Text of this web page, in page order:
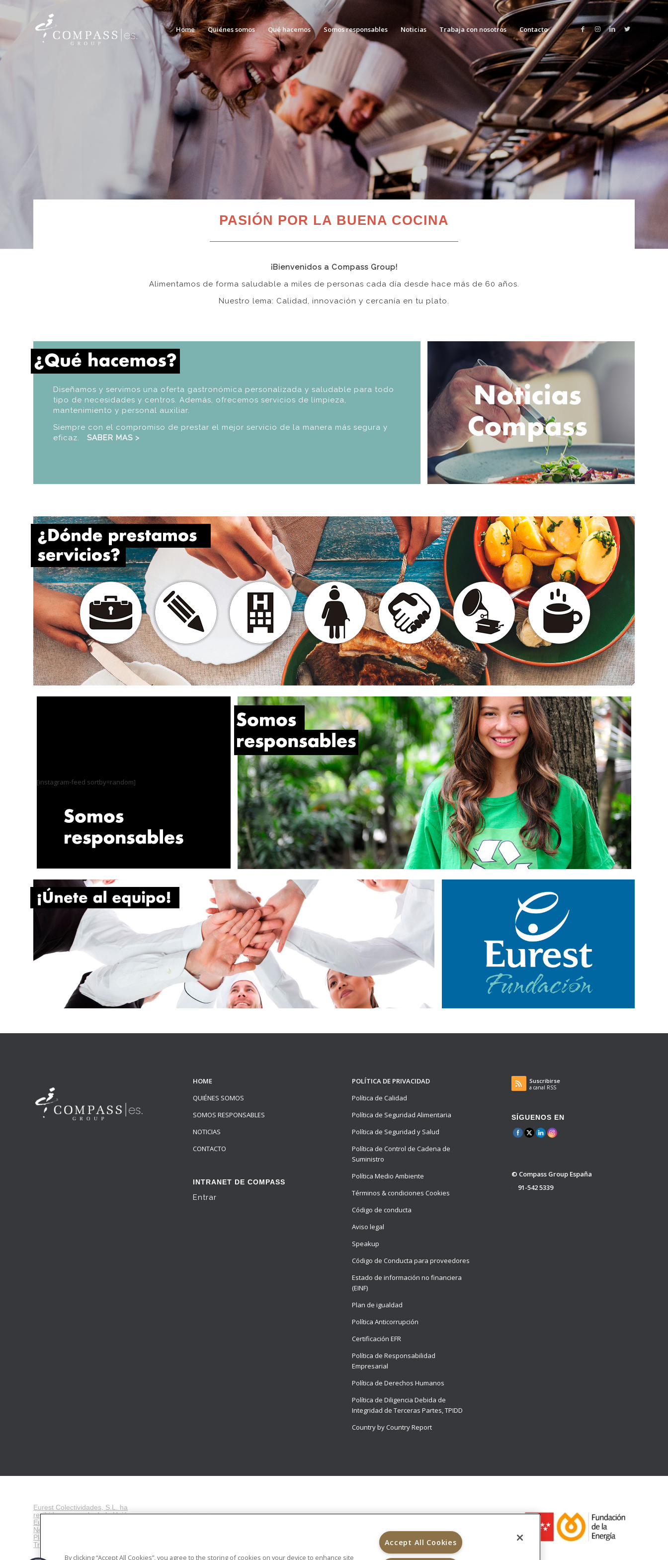
Home Quiénes somos Qué hacemos Somos responsables Noticias Trabaja con nosotros Contacto
PASIÓN POR LA BUENA COCINA
¡Bienvenidos a Compass Group!
Alimentamos de forma saludable a miles de personas cada día desde hace más de 60 años.
Nuestro lema: Calidad, innovación y cercanía en tu plato.
Diseñamos y servimos una oferta gastronómica personalizada y saludable para todo
tipo de necesidades y centros. Además, ofrecemos servicios de limpieza,
mantenimiento y personal auxiliar.
Siempre con el compromiso de prestar el mejor servicio de la manera más segura y
eficaz. SABER MAS >
[instagram-feed sortby=random]
HOME
QUIÉNES SOMOS
SOMOS RESPONSABLES
NOTICIAS
CONTACTO
INTRANET DE COMPASS
Entrar
POLÍTICA DE PRIVACIDAD
Política de Calidad
Política de Seguridad Alimentaria
Política de Seguridad y Salud
Política de Control de Cadena de
Suministro
Política Medio Ambiente
Términos & condiciones Cookies
Código de conducta
Aviso legal
Speakup
Código de Conducta para proveedores
Estado de información no financiera
(EINF)
Plan de igualdad
Política Anticorrupción
Certificación EFR
Política de Responsabilidad
Empresarial
Política de Derechos Humanos
Política de Diligencia Debida de
Integridad de Terceras Partes, TPIDD
Country by Country Report
Suscribirse
a canal RSS
SÍGUENOS EN
© Compass Group España
91-542 5339
Eurest Colectividades, S.L. ha
recibido una ayuda de la Unión
Europea con cargo al Fondo
NextGenerationEU, en el marco del
Plan de Recuperación,
Transformación y Resiliencia
By clicking “Accept All Cookies”, you agree to the storing of cookies on your device to enhance site
Accept All Cookies